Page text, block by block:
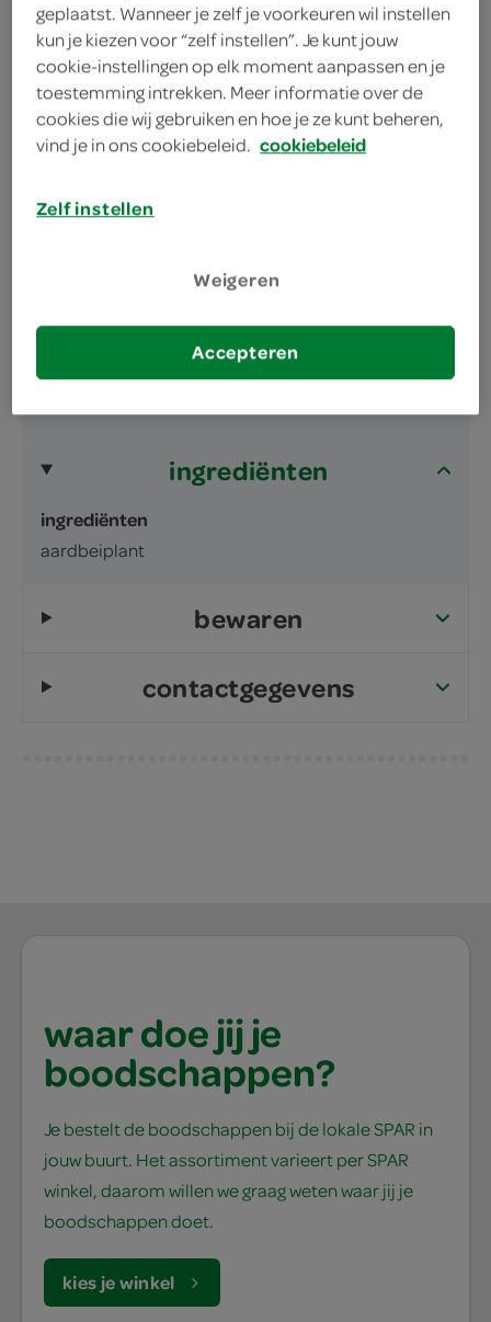
producten, maar worden wél automatisch
verwerkt in de winkelmand.
ingrediënten
ingrediënten
aardbeiplant
bewaren
contactgegevens
waar doe jij je
boodschappen?
Je bestelt de boodschappen bij de lokale SPAR in
jouw buurt. Het assortiment varieert per SPAR
winkel, daarom willen we graag weten waar jij je
boodschappen doet.
kies je winkel
geplaatst. Wanneer je zelf je voorkeuren wil instellen
kun je kiezen voor “zelf instellen”. Je kunt jouw
cookie-instellingen op elk moment aanpassen en je
toestemming intrekken. Meer informatie over de
cookies die wij gebruiken en hoe je ze kunt beheren,
vind je in ons cookiebeleid. cookiebeleid
Zelf instellen
Weigeren
Accepteren